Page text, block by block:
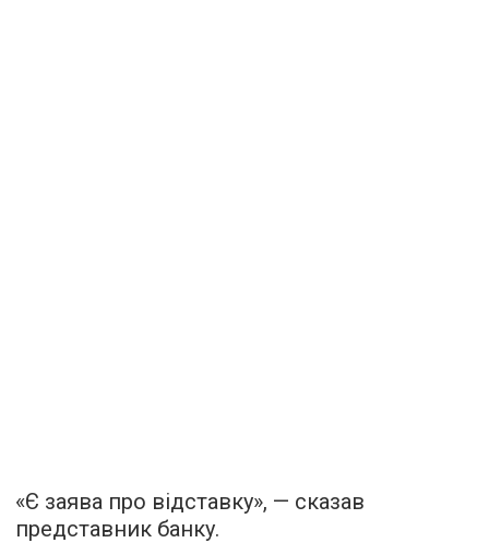
«Є заява про відставку», — сказав
представник банку.